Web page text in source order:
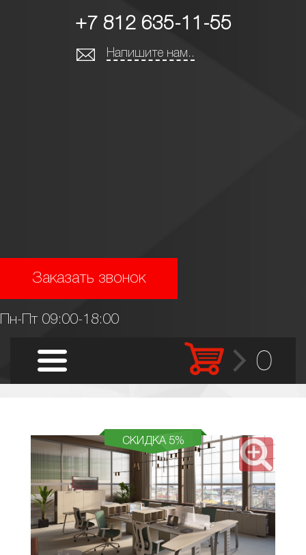
+7 812 635-11-55
Напишите нам..
Заказать звонок
Пн-Пт 09:00-18:00
0
СКИДКА 5%